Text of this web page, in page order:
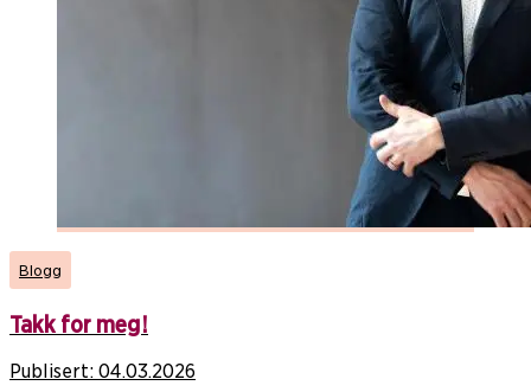
Blogg
Takk for meg!
Publisert: 04.03.2026